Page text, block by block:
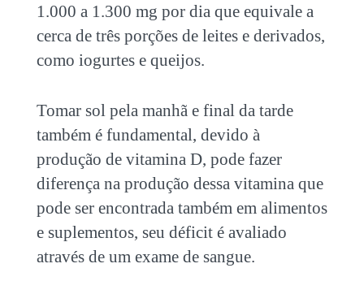
1.000 a 1.300 mg por dia que equivale a
cerca de três porções de leites e derivados,
como iogurtes e queijos.
Tomar sol pela manhã e final da tarde
também é fundamental, devido à
produção de vitamina D, pode fazer
diferença na produção dessa vitamina que
pode ser encontrada também em alimentos
e suplementos, seu déficit é avaliado
através de um exame de sangue.